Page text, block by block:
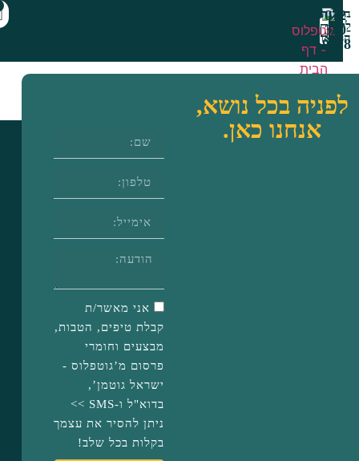
בכל נושא,
אנחנו כאן.
אני מאשר/ת
קבלת טיפים, הטבות,
מבצעים וחומרי
פרסום מ’גוטפלוס -
ישראל גוטמן’,
בדוא"ל ו-SMS >>
ניתן להסיר את עצמך
בקלות בכל שלב!